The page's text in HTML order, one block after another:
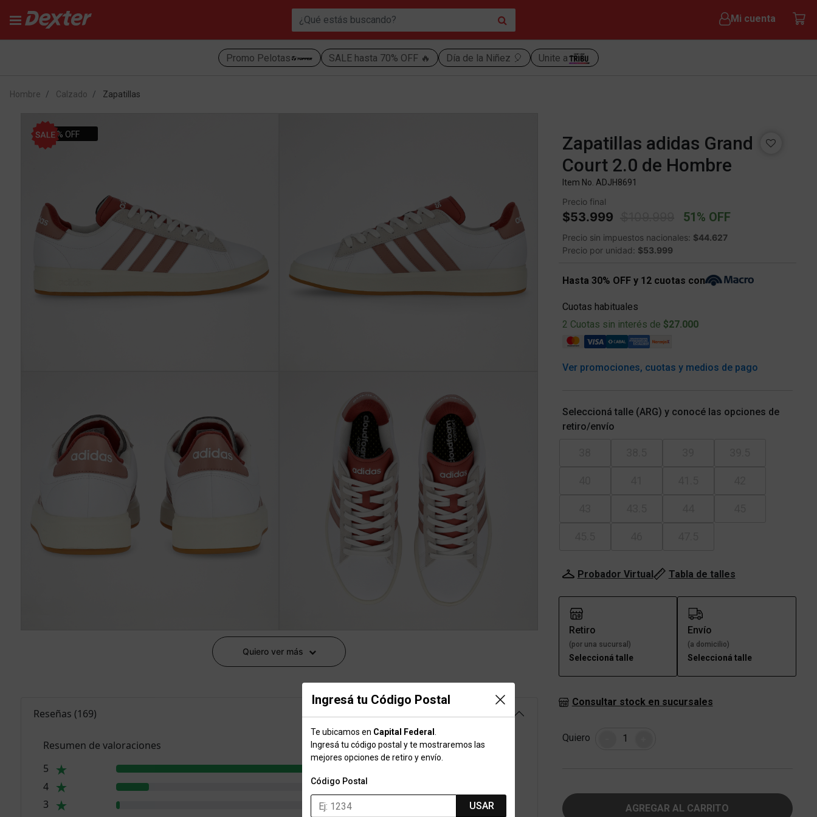
Mi cuenta
Promo Pelotas SALE hasta 70% OFF 🔥 Día de la Niñez 🎈 Unite a
Ingresá tu Código Postal
Te ubicamos en Capital Federal
Ingresá tu código postal y te mostraremos las
mejores opciones de retiro y envío.
Código Postal
USAR
Hombre Calzado Zapatillas
50% OFF
Quiero ver más
Reseñas (169) 4.8
Resumen de valoraciones
5
4
3
Zapatillas adidas Grand
Court 2.0 de Hombre
Item No. ADJH8691
Precio final
$53.999 Price reduced from
$109.999 51% OFF
Precio sin impuestos nacionales: $44.627
Precio por unidad: $53.999
Hasta 30% OFF y 12 cuotas con
Cuotas habituales
2 Cuotas sin interés de $27.000
Ver promociones, cuotas y medios de pago
Seleccioná talle (ARG) y conocé las opciones de
retiro/envío
Probador Virtual Tabla de talles
Retiro
(por una sucursal)
Seleccioná talle
Envío
(a domicilio)
Seleccioná talle
Consultar stock en sucursales
Quiero Cantidad
AGREGAR AL CARRITO